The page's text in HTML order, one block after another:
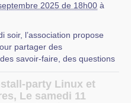
logiciels libres.
vous pourrez trouver
questions que vous vous
Logiciel Libre, ainsi que de
vos problèmes
pas à apporter votre
les autres participants
2025 de 18h00 à
soir, l’association propose
partager des
savoir-faire, des questions
d’exploitation Linux,
ou des services en ligne
party Linux et
Le samedi 11